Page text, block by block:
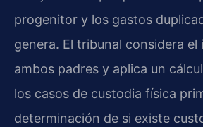
progenitor y los gastos
genera. El tribunal considera el
ambos padres y aplica un
los casos de custodia física
determinación de si existe